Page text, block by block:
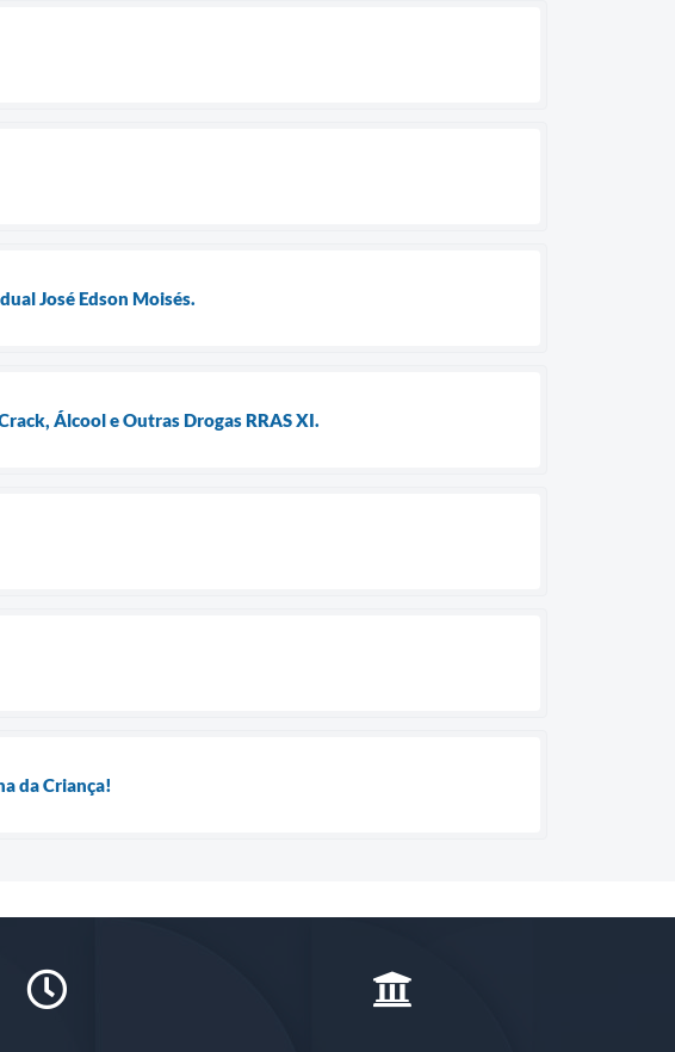
José Edson Moisés.
Álcool e Outras Drogas RRAS XI.
da Criança!